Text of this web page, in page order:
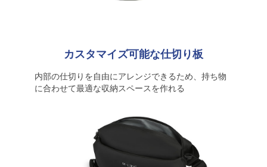
カスタマイズ可能な仕切り板
内部の仕切りを自由にアレンジできるため、持ち物
に合わせて最適な収納スペースを作れる